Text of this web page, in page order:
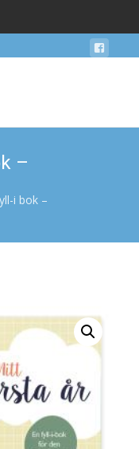
–
i bok –